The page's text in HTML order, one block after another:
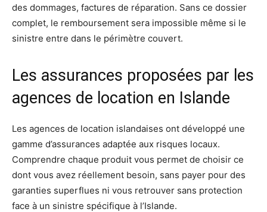
des dommages, factures de réparation. Sans ce dossier
complet, le remboursement sera impossible même si le
sinistre entre dans le périmètre couvert.
Les assurances proposées par les
agences de location en Islande
Les agences de location islandaises ont développé une
gamme d’assurances adaptée aux risques locaux.
Comprendre chaque produit vous permet de choisir ce
dont vous avez réellement besoin, sans payer pour des
garanties superflues ni vous retrouver sans protection
face à un sinistre spécifique à l’Islande.